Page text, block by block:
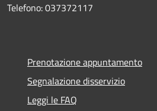
Telefono: 037372117
Prenotazione appuntamento
Segnalazione disservizio
Leggi le FAQ